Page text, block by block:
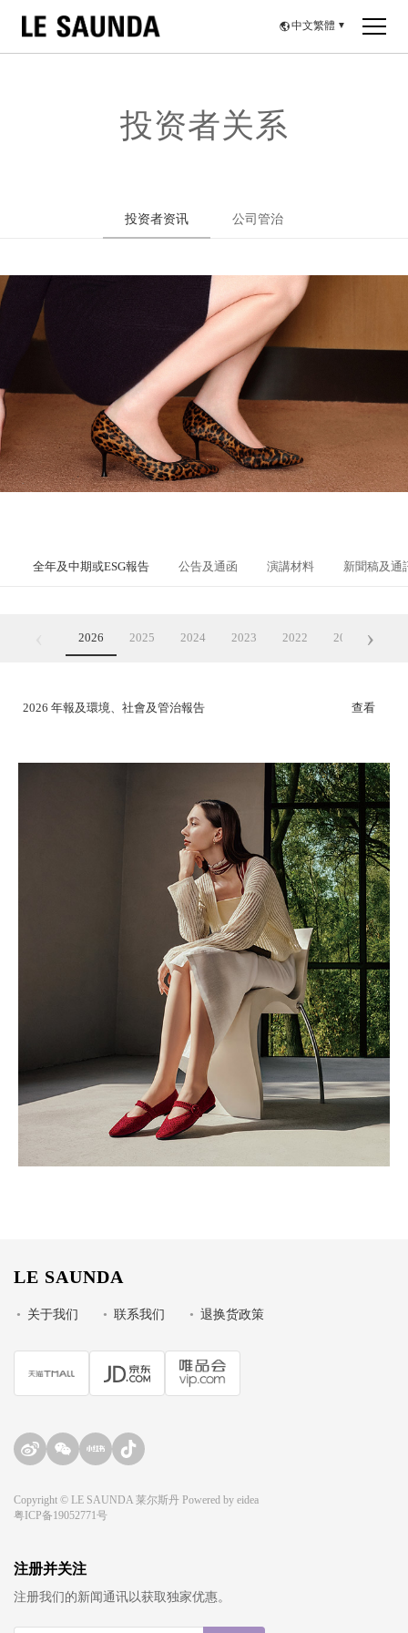
中文繁體 ▼
投资者关系
投资者资讯 公司管治
全年及中期或ESG報告 公告及通函 演講材料 新聞稿及通
2026 2025 2024 2023 2022 2021 ›
2026 年報及環境、社會及管治報告 查看
LE SAUNDA
• 关于我们 • 联系我们 • 退换货政策
Copyright © LE SAUNDA 莱尔斯丹 Powered by eidea
粤ICP备19052771号
注册并关注
注册我们的新闻通讯以获取独家优惠。